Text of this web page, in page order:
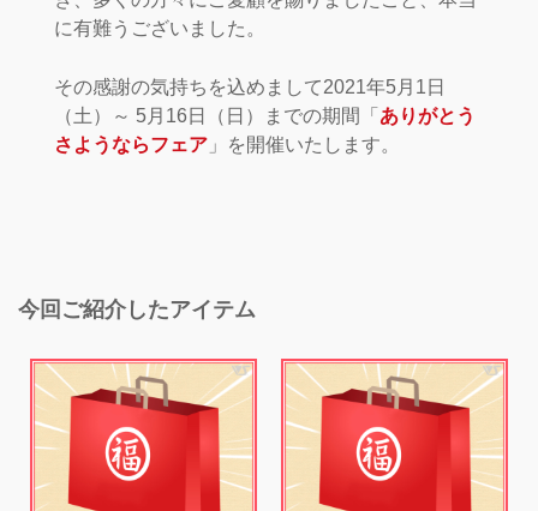
に有難うございました。
その感謝の気持ちを込めまして2021年5月1日
（土）～ 5月16日（日）までの期間「 ありがとう
さようならフェア 」を開催いたします。
今回ご紹介したアイテム